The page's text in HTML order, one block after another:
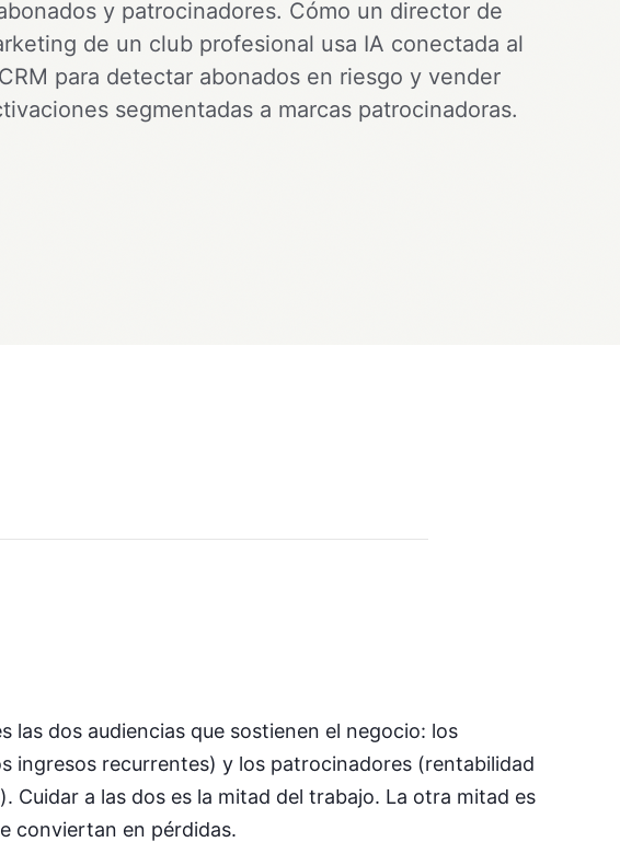
y patrocinadores. Cómo un director de
de un club profesional usa IA conectada al
CRM para detectar abonados en riesgo y vender
segmentadas a marcas patrocinadoras.
dos audiencias que sostienen el negocio: los
ingresos recurrentes) y los patrocinadores (rentabilidad
Cuidar a las dos es la mitad del trabajo. La otra mitad es
conviertan en pérdidas.